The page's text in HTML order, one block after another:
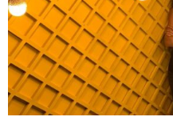
Destek Olduğum Projeler
Yürüttüğüm Projeler